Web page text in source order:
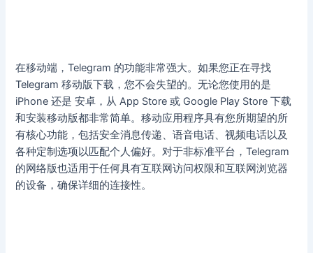
在移动端，Telegram 的功能非常强大。如果您正在寻找
Telegram 移动版下载，您不会失望的。无论您使用的是
iPhone 还是 安卓，从 App Store 或 Google Play Store 下载
和安装移动版都非常简单。移动应用程序具有您所期望的所
有核心功能，包括安全消息传递、语音电话、视频电话以及
各种定制选项以匹配个人偏好。对于非标准平台，Telegram
的网络版也适用于任何具有互联网访问权限和互联网浏览器
的设备，确保详细的连接性。